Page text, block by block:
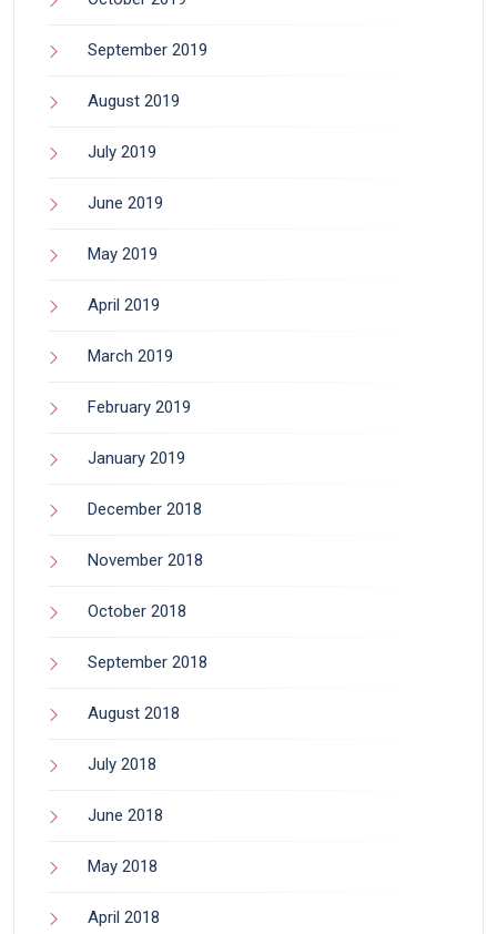
September 2019
August 2019
July 2019
June 2019
May 2019
April 2019
March 2019
February 2019
January 2019
December 2018
November 2018
October 2018
September 2018
August 2018
July 2018
June 2018
May 2018
April 2018